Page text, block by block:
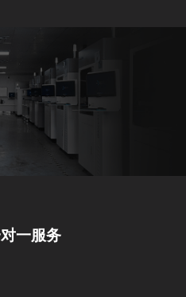
一服务